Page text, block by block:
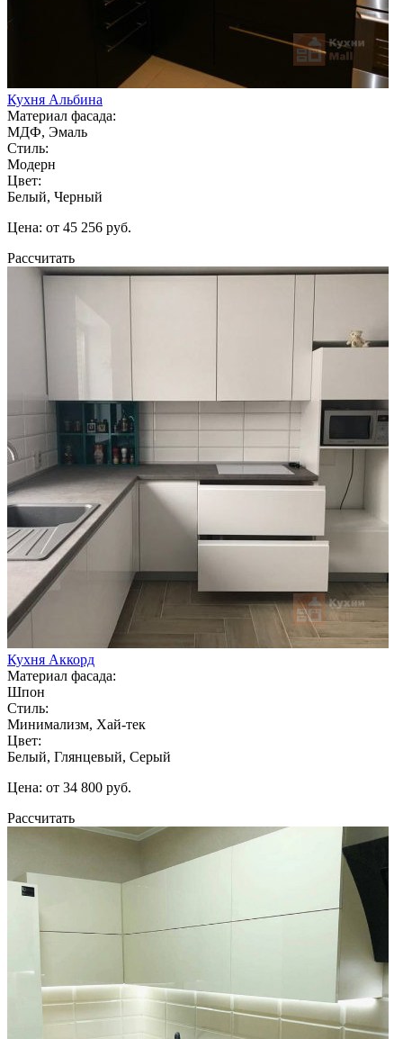
Кухня Альбина
Материал фасада:
МДФ, Эмаль
Стиль:
Модерн
Цвет:
Белый, Черный
Цена: от 45 256 руб.
Рассчитать
Кухня Аккорд
Материал фасада:
Шпон
Стиль:
Минимализм, Хай-тек
Цвет:
Белый, Глянцевый, Серый
Цена: от 34 800 руб.
Рассчитать